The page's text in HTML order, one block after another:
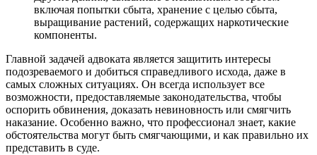
включая попытки сбыта, хранение с целью сбыта,
выращивание растений, содержащих наркотические
компоненты.
Главной задачей адвоката является защитить интересы
подозреваемого и добиться справедливого исхода, даже в
самых сложных ситуациях. Он всегда использует все
возможности, предоставляемые законодательства, чтобы
оспорить обвинения, доказать невиновность или смягчить
наказание. Особенно важно, что профессионал знает, какие
обстоятельства могут быть смягчающими, и как правильно их
представить в суде.